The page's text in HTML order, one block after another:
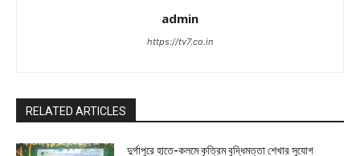
admin
https://tv7.co.in
RELATED ARTICLES
দুর্গাপুরে হাতে-কলমে কৃত্রিম বুদ্ধিমত্তা শেখার সুযোগ